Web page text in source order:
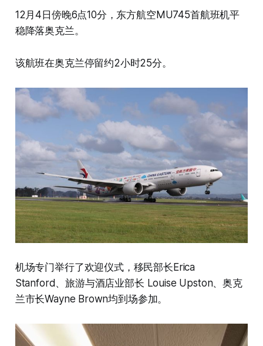
12月4日傍晚6点10分，东方航空MU745首航班机平
稳降落奥克兰。
该航班在奥克兰停留约2小时25分。
机场专门举行了欢迎仪式，移民部长Erica
Stanford、旅游与酒店业部长 Louise Upston、奥克
兰市长Wayne Brown均到场参加。